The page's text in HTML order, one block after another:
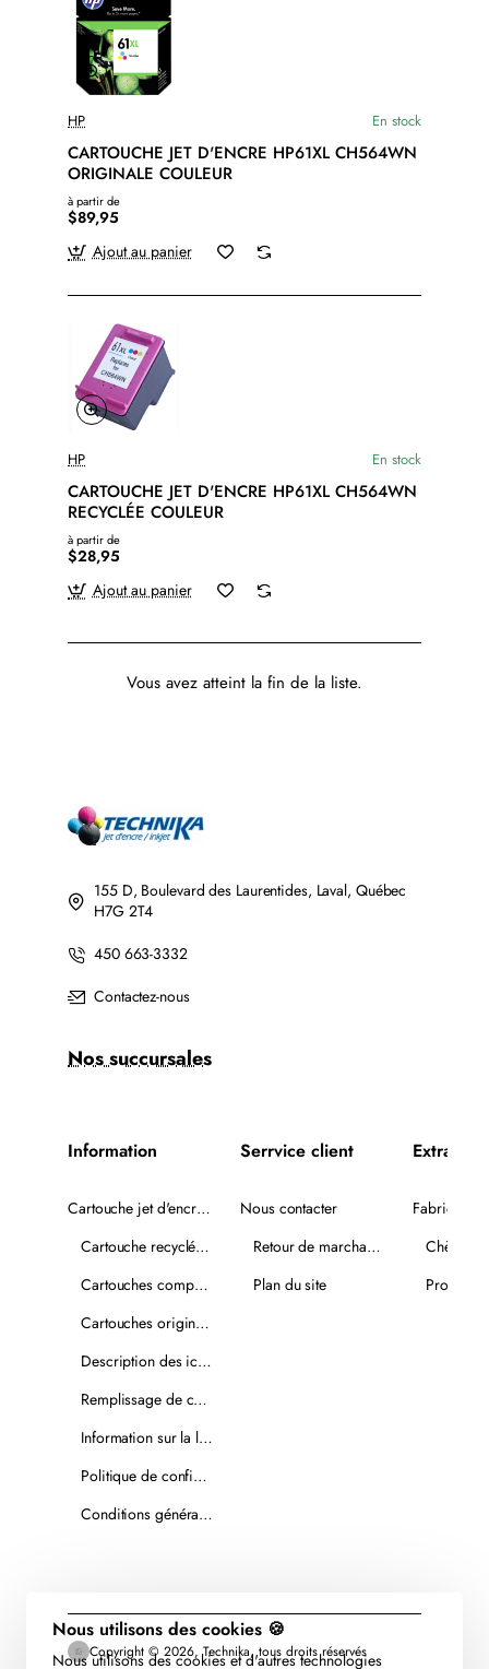
Nous utilisons des cookies 🍪
Nous utilisons des cookies et d'autres technologies
HP En stock
CARTOUCHE JET D'ENCRE HP61XL CH564WN
ORIGINALE COULEUR
à partir de
$89,95
Ajout au panier
HP En stock
CARTOUCHE JET D'ENCRE HP61XL CH564WN
RECYCLÉE COULEUR
à partir de
$28,95
Ajout au panier
Vous avez atteint la fin de la liste.
155 D, Boulevard des Laurentides, Laval, Québec
H7G 2T4
450 663-3332
Contactez-nous
Nos succursales
Information
Cartouche jet d'encre recyclée
Cartouche recyclée PLUS
Cartouches compatibles
Cartouches originales
Description des icônes
Remplissage de cartouches
Information sur la livraison
Politique de confidentialité
Conditions générales de vente
Serrvice client
Nous contacter
Retour de marchandise
Plan du site
Extra
Fabricants
Copyright © 2026, Technika, tous droits réservés